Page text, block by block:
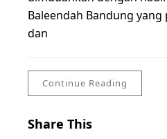
Baleendah Bandung
dan
Continue Reading
Share This